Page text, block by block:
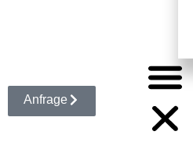
Anfrage